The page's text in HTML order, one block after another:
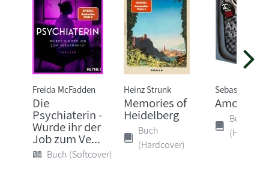
Freida McFadden
Die
Psychiaterin -
Wurde ihr der
Job zum Ve...
Buch (Softcover)
Heinz Strunk
Memories of
Heidelberg
Buch
(Hardcover)
Sebastian
Amokspiel
Buch